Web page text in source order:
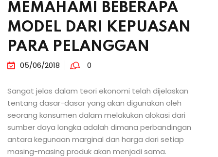
MEMAHAMI BEBERAPA
MODEL DARI KEPUASAN
PARA PELANGGAN
05/06/2018 0
Sangat jelas dalam teori ekonomi telah dijelaskan
tentang dasar-dasar yang akan digunakan oleh
seorang konsumen dalam melakukan alokasi dari
sumber daya langka adalah dimana perbandingan
antara kegunaan marginal dan harga dari setiap
masing-masing produk akan menjadi sama.